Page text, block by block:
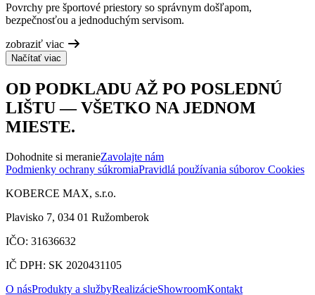
Povrchy pre športové priestory so správnym došľapom,
bezpečnosťou a jednoduchým servisom.
zobraziť viac
Načítať viac
OD PODKLADU AŽ PO POSLEDNÚ
LIŠTU — VŠETKO NA JEDNOM
MIESTE.
Dohodnite si meranieZavolajte nám
Podmienky ochrany súkromiaPravidlá používania súborov Cookies
KOBERCE MAX, s.r.o.
Plavisko 7, 034 01 Ružomberok
IČO: 31636632
IČ DPH: SK 2020431105
O násProdukty a službyRealizácieShowroomKontakt